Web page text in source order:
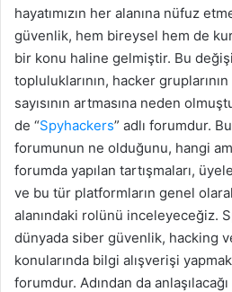
hayatımızın her alanına nüfuz
güvenlik, hem bireysel hem de
bir konu haline gelmiştir. Bu
topluluklarının, hacker
sayısının artmasına neden
de “Spyhackers” adlı forumdur.
forumunun ne olduğunu, hangi
forumda yapılan tartışmaları,
ve bu tür platformların genel
alanındaki rolünü inceleyeceğiz.
dünyada siber güvenlik, hacking
konularında bilgi alışverişi
forumdur. Adından da